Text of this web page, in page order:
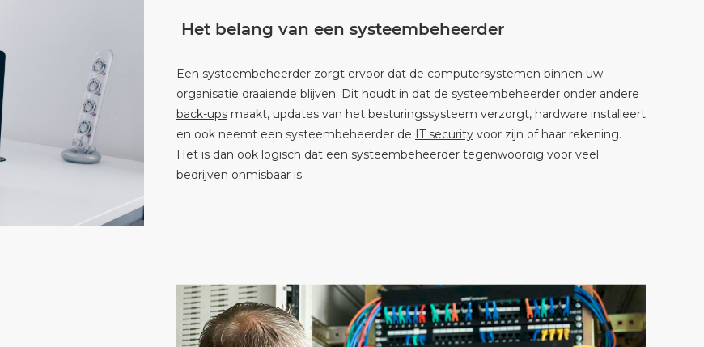
Het belang van een systeembeheerder
Een systeembeheerder zorgt ervoor dat de computersystemen binnen uw
organisatie draaiende blijven. Dit houdt in dat de systeembeheerder onder andere
back-ups maakt, updates van het besturingssysteem verzorgt, hardware installeert
en ook neemt een systeembeheerder de IT security voor zijn of haar rekening.
Het is dan ook logisch dat een systeembeheerder tegenwoordig voor veel
bedrijven onmisbaar is.